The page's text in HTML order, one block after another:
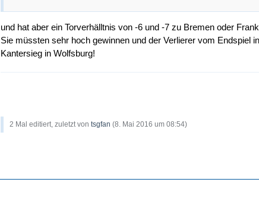
und hat aber ein Torverhälltnis von -6 und -7 zu Bremen oder
Sie müssten sehr hoch gewinnen und der Verlierer vom Endspiel
Kantersieg in Wolfsburg!
2 Mal editiert, zuletzt von tsgfan (8. Mai 2016 um 08:54)